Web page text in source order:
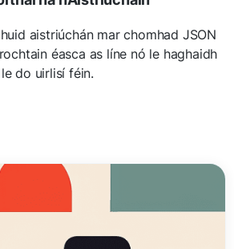
aistriúchán mar chomhad JSON
éasca as líne nó le haghaidh
do uirlisí féin.